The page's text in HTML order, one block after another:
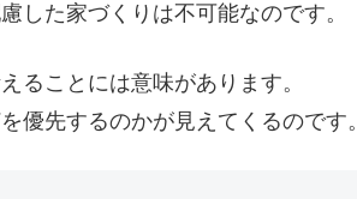
した家づくりは不可能なのです。
ることには意味があります。
優先するのかが見えてくるのです。